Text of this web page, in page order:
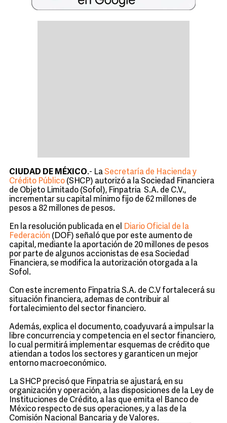
CIUDAD DE MÉXICO.- LaSecretaría de Hacienda y
Crédito Público (SHCP) autorizó a la Sociedad Financiera
de Objeto Limitado (Sofol), Finpatria S.A. de C.V.,
incrementar su capital mínimo fijo de 62 millones de
pesos a 82 millones de pesos.
En la resolución publicada en el
Diario Oficial de la
Federación (DOF) señaló que por este aumento de
capital, mediante la aportación de 20 millones de pesos
por parte de algunos accionistas de esa Sociedad
Financiera, se modifica la autorización otorgada a la
Sofol.
Con este incremento Finpatria S.A. de C.V fortalecerá su
situación financiera, ademas de contribuir al
fortalecimiento del sector financiero.
Además, explica el documento, coadyuvará a impulsar la
libre concurrencia y competencia en el sector financiero,
lo cual permitirá implementar esquemas de crédito que
atiendan a todos los sectores y garanticen un mejor
entorno macroeconómico.
La SHCP precisó que Finpatria se ajustará, en su
organización y operación, a las disposiciones de la Ley de
Instituciones de Crédito, a las que emita el Banco de
México respecto de sus operaciones, y a las de la
Comisión Nacional Bancaria y de Valores.